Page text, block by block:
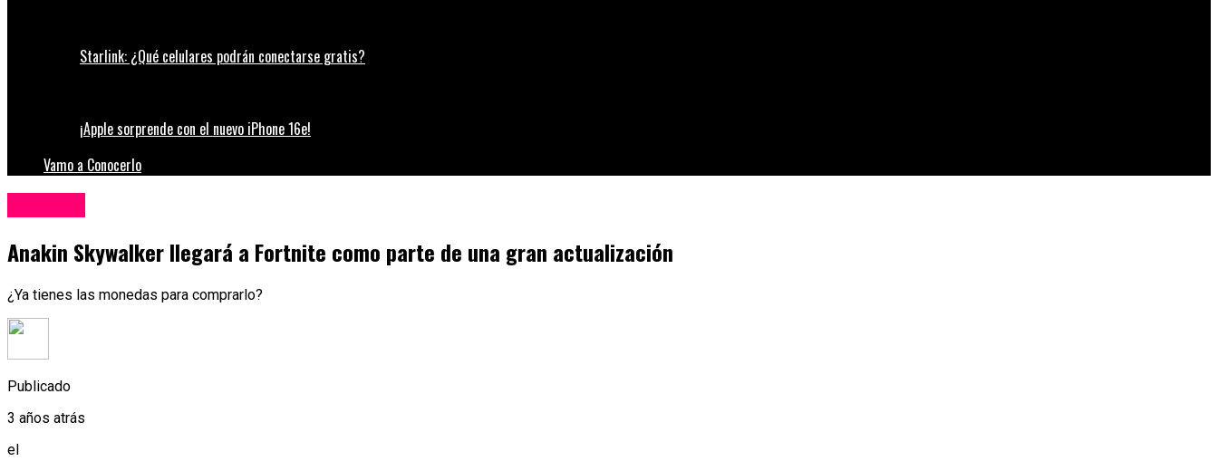
Starlink: ¿Qué celulares podrán conectarse gratis?
¡Apple sorprende con el nuevo iPhone 16e!
Vamo a Conocerlo
Anakin Skywalker llegará a Fortnite como parte de una gran actualización
¿Ya tienes las monedas para comprarlo?
Publicado
3 años atrás
el